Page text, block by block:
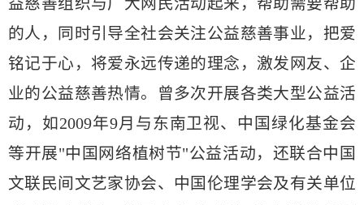
的人，同时引导全社会关注公益慈善事业，把爱
铭记于心，将爱永远传递的理念，激发网友、企
业的公益慈善热情。曾多次开展各类大型公益活
动，如2009年9月与东南卫视、中国绿化基金会
等开展"中国网络植树节"公益活动，还联合中国
文联民间文艺家协会、中国伦理学会及有关单位